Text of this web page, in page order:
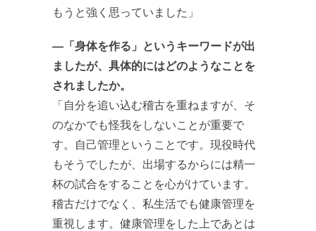
もうと強く思っていました」
―「身体を作る」というキーワードが出
ましたが、具体的にはどのようなことを
されましたか。
「自分を追い込む稽古を重ねますが、そ
のなかでも怪我をしないことが重要で
す。自己管理ということです。現役時代
もそうでしたが、出場するからには精一
杯の試合をすることを心がけています。
稽古だけでなく、私生活でも健康管理を
重視します。健康管理をした上であとは